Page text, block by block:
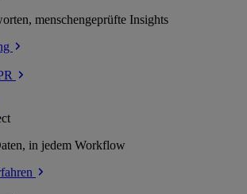
menschengeprüfte Insights
in jedem Workflow